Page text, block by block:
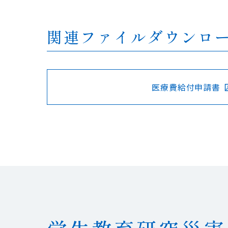
関連ファイルダウンロ
医療費給付申請書